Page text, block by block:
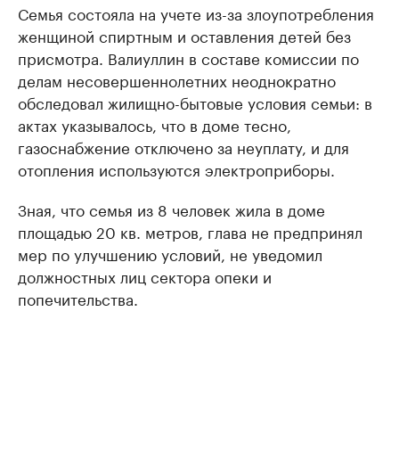
Семья состояла на учете из-за злоупотребления
женщиной спиртным и оставления детей без
присмотра. Валиуллин в составе комиссии по
делам несовершеннолетних неоднократно
обследовал жилищно-бытовые условия семьи: в
актах указывалось, что в доме тесно,
газоснабжение отключено за неуплату, и для
отопления используются электроприборы.
Зная, что семья из 8 человек жила в доме
площадью 20 кв. метров, глава не предпринял
мер по улучшению условий, не уведомил
должностных лиц сектора опеки и
попечительства.